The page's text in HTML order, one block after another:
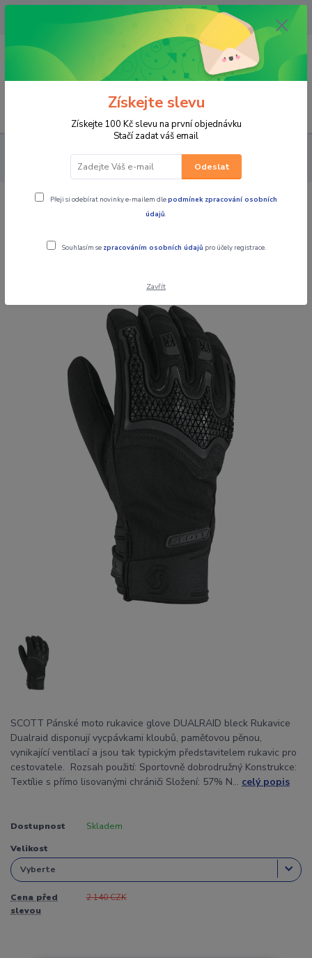
OPAVA 733537099/HLUČÍN
734541648/OLOMOUC 734593593
0,00 CZK
PRO JEZDCE RUKAVICE PÁNSKÉ TEXTILNÍ
SCOTT Pánské
moto rukavice glove DUALRAID bleck
SCOTT Pánské moto rukavice glove
SCOTT Pánské moto rukavice glove DUALRAID bleck Rukavice
Dualraid disponují vycpávkami kloubů, paměťovou pěnou,
vynikající ventilací a jsou tak typickým představitelem rukavic pro
cestovatele. Rozsah použití: Sportovně dobrodružný Konstrukce:
Textílie s přímo lisovanými chrániči Složení: 57% N... celý popis
Dostupnost Skladem
Velikost
Cena před
slevou
2 140 CZK
Získejte slevu
Získejte 100 Kč slevu na první objednávku
Stačí zadat váš email
Odeslat
Přeji si odebírat novinky e-mailem dlepodmínek zpracování osobních
údajů.
Souhlasím se zpracováním osobních údajů pro účely registrace.
Zavřít